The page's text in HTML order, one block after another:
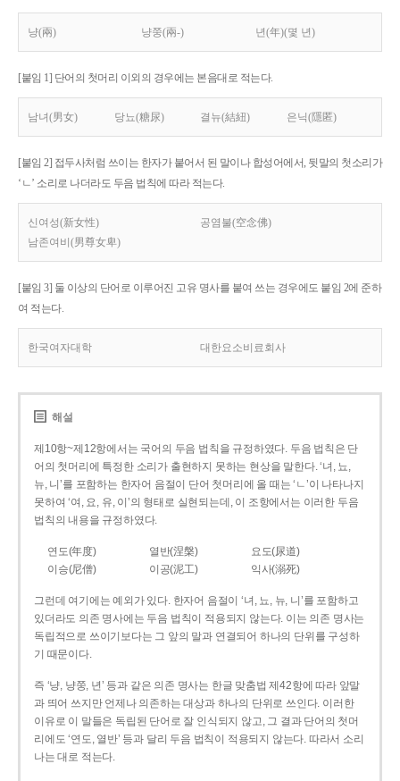
냥(兩) 냥쭝(兩-) 년(年)(몇 년)
[붙임 1] 단어의 첫머리 이외의 경우에는 본음대로 적는다.
남녀(男女) 당뇨(糖尿) 결뉴(結紐) 은닉(隱匿)
[붙임 2] 접두사처럼 쓰이는 한자가 붙어서 된 말이나 합성어에서, 뒷말의 첫소리가
‘ㄴ’ 소리로 나더라도 두음 법칙에 따라 적는다.
신여성(新女性)
공염불(空念佛)
남존여비(男尊女卑)
[붙임 3] 둘 이상의 단어로 이루어진 고유 명사를 붙여 쓰는 경우에도 붙임 2에 준하
여 적는다.
한국여자대학 대한요소비료회사
해설
제10항~제12항에서는 국어의 두음 법칙을 규정하였다. 두음 법칙은 단
어의 첫머리에 특정한 소리가 출현하지 못하는 현상을 말한다. ‘녀, 뇨,
뉴, 니’를 포함하는 한자어 음절이 단어 첫머리에 올 때는 ‘ㄴ’이 나타나지
못하여 ‘여, 요, 유, 이’의 형태로 실현되는데, 이 조항에서는 이러한 두음
법칙의 내용을 규정하였다.
연도(年度) 열반(涅槃)
요도(尿道)
이승(尼僧)
이공(泥工) 익사(溺死)
그런데 여기에는 예외가 있다. 한자어 음절이 ‘녀, 뇨, 뉴, 니’를 포함하고
있더라도 의존 명사에는 두음 법칙이 적용되지 않는다. 이는 의존 명사는
독립적으로 쓰이기보다는 그 앞의 말과 연결되어 하나의 단위를 구성하
기 때문이다.
즉 ‘냥, 냥쭝, 년’ 등과 같은 의존 명사는 한글 맞춤법 제42항에 따라 앞말
과 띄어 쓰지만 언제나 의존하는 대상과 하나의 단위로 쓰인다. 이러한
이유로 이 말들은 독립된 단어로 잘 인식되지 않고, 그 결과 단어의 첫머
리에도 ‘연도, 열반’ 등과 달리 두음 법칙이 적용되지 않는다. 따라서 소리
나는 대로 적는다.